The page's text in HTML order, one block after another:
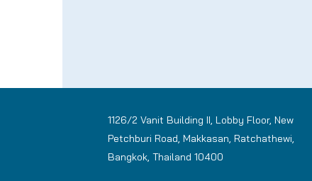
1126/2 Vanit Building II, Lobby Floor, New
Petchburi Road, Makkasan, Ratchathewi,
Bangkok, Thailand 10400